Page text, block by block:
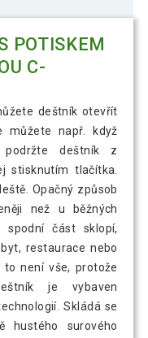
POTISKEM
C-
deštník otevřít
můžete např. když
deštník z
stisknutím tlačítka.
Opačný způsob
než u běžných
spodní část sklopí,
restaurace nebo
není vše, protože
je vybaven
Skládá se
hustého surového